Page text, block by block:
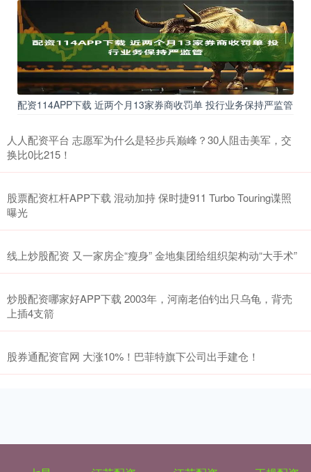
配资114APP下载 近两个月13家券商收罚单 投行业务保持严监管
人人配资平台 志愿军为什么是轻步兵巅峰？30人阻击美军，交
换比0比215！
股票配资杠杆APP下载 混动加持 保时捷911 Turbo Touring谍照
曝光
线上炒股配资 又一家房企“瘦身” 金地集团给组织架构动“大手术”
炒股配资哪家好APP下载 2003年，河南老伯钓出只乌龟，背壳
上插4支箭
股券通配资官网 大涨10%！巴菲特旗下公司出手建仓！